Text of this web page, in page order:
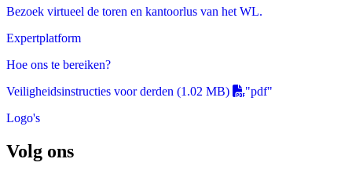
Bezoek virtueel de toren en kantoorlus van het WL.
Expertplatform
Hoe ons te bereiken?
Veiligheidsinstructies voor derden (1.02 MB)
"pdf"
Logo's
Volg ons